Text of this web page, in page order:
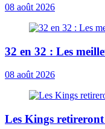
08 août 2026
32 en 32 : Les
08 août 2026
Les Kings